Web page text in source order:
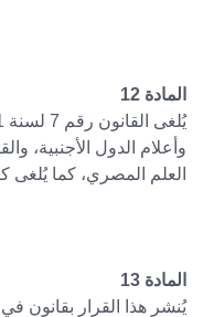
المادة 12
العلم المصري، كما يُلغى
المادة 13
يُنشر هذا القرار بقانون في